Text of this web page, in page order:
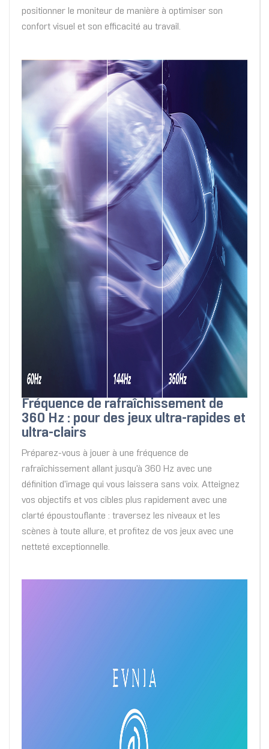
positionner le moniteur de manière à optimiser son
confort visuel et son efficacité au travail.
Fréquence de rafraîchissement de
360 Hz : pour des jeux ultra-rapides et
ultra-clairs
Préparez-vous à jouer à une fréquence de
rafraîchissement allant jusqu'à 360 Hz avec une
définition d'image qui vous laissera sans voix. Atteignez
vos objectifs et vos cibles plus rapidement avec une
clarté époustouflante : traversez les niveaux et les
scènes à toute allure, et profitez de vos jeux avec une
netteté exceptionnelle.